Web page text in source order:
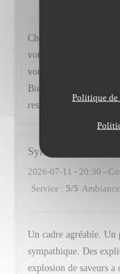
Politique de
a
Cher Monsieur Ayoun,
votre enthousiasme et
vous remercions
Bien
restaurant Virtus
Sylvain
2026-07-11 - 20:30 -
Service : 5/5 Ambiance
Un cadre agréable. Un
sympathique. Des
explosion de saveurs